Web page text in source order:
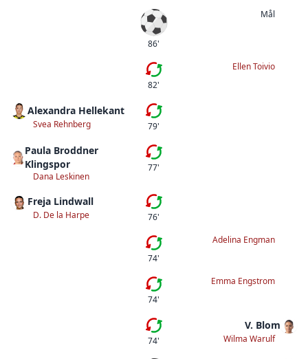
Mål
86'
Mål
Fjärde bytet
82'
Ellen Toivio
Alexandra Hellekant
Svea Rehnberg
Tredje bytet
79'
Paula Broddner
Klingspor
Dana Leskinen
Andra bytet
77'
Freja Lindwall
D. De la Harpe
Första bytet
76'
Tredje bytet
74'
Adelina Engman
Andra bytet
74'
Emma Engstrom
Första bytet
74'
V. Blom
Wilma Warulf